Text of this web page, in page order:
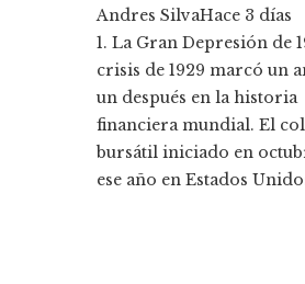
Andres SilvaHace 3 días
1. La Gran Depresión de
crisis de 1929 marcó un
un después en la historia
financiera mundial. El
bursátil iniciado en
ese año en Estados